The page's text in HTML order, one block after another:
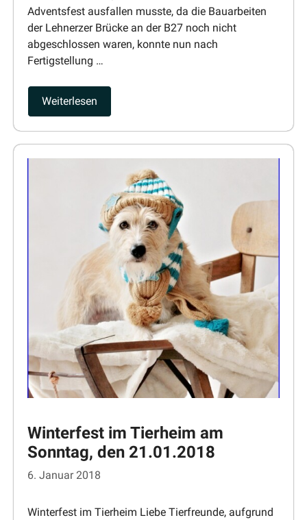
Adventsfest ausfallen musste, da die Bauar­beiten
der Lehnerzer Brücke an der B27 noch nicht
abgeschlossen waren, konnte nun nach
Fertigstellung …
Weiter­lesen
Winterfest im Tierheim am
Sonntag, den 21.01.2018
6. Januar 2018
Winterfest im Tierheim Liebe Tierfreunde, aufgrund